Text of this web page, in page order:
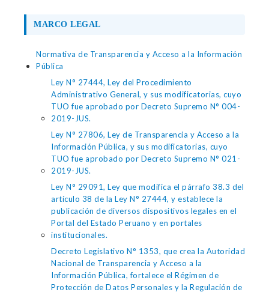
MARCO LEGAL
Normativa de Transparencia y Acceso a la Información
Pública
Ley N° 27444, Ley del Procedimiento
Administrativo General, y sus modificatorias, cuyo
TUO fue aprobado por Decreto Supremo N° 004-
2019-JUS.
Ley N° 27806, Ley de Transparencia y Acceso a la
Información Pública, y sus modificatorias, cuyo
TUO fue aprobado por Decreto Supremo N° 021-
2019-JUS.
Ley N° 29091, Ley que modifica el párrafo 38.3 del
artículo 38 de la Ley N° 27444, y establece la
publicación de diversos dispositivos legales en el
Portal del Estado Peruano y en portales
institucionales.
Decreto Legislativo N° 1353, que crea la Autoridad
Nacional de Transparencia y Acceso a la
Información Pública, fortalece el Régimen de
Protección de Datos Personales y la Regulación de